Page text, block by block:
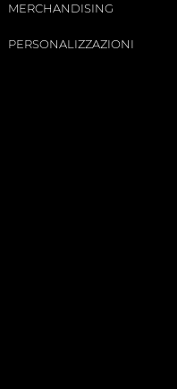
MERCHANDISING
PERSONALIZZAZIONI